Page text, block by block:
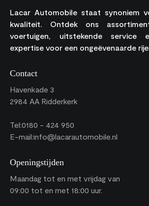
Lacar Automobile staat synoniem
kwaliteit. Ontdek ons
voertuigen, uitstekende service
expertise voor een ongeëvenaarde
Contact
Havenkade 3
2984 AA Ridderkerk
Tel:0180 - 424 950
E-mail:info@lacarautomobile.nl
Openingstijden
Maandag tot en met vrijdag van
09:00 tot en met 18:00 uur.